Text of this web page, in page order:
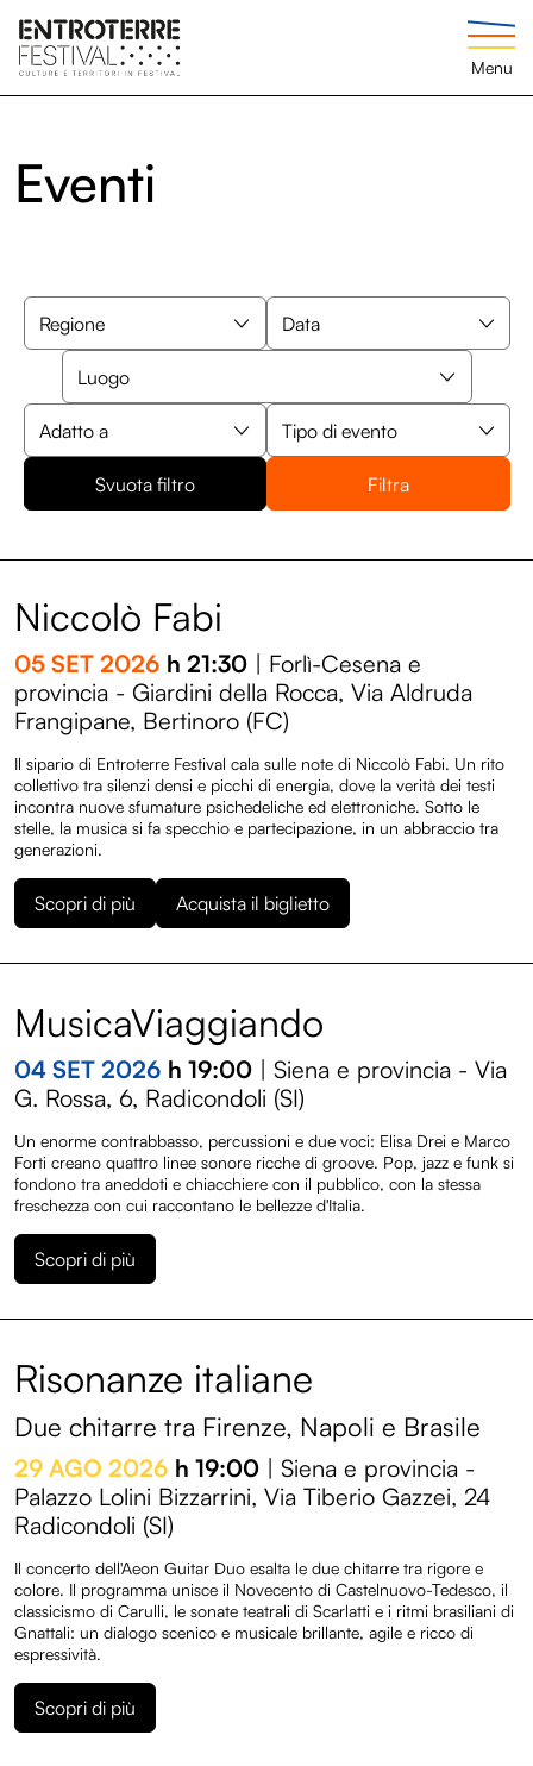
Menu
Eventi
Svuota filtro
Niccolò Fabi
05 SET 2026 h 21:30 | Forlì-Cesena e
provincia - Giardini della Rocca, Via Aldruda
Frangipane, Bertinoro (FC)
Il sipario di Entroterre Festival cala sulle note di Niccolò Fabi. Un rito
collettivo tra silenzi densi e picchi di energia, dove la verità dei testi
incontra nuove sfumature psichedeliche ed elettroniche. Sotto le
stelle, la musica si fa specchio e partecipazione, in un abbraccio tra
generazioni.
Scopri di più Acquista il biglietto
MusicaViaggiando
04 SET 2026 h 19:00 | Siena e provincia - Via
G. Rossa, 6, Radicondoli (SI)
Un enorme contrabbasso, percussioni e due voci: Elisa Drei e Marco
Forti creano quattro linee sonore ricche di groove. Pop, jazz e funk si
fondono tra aneddoti e chiacchiere con il pubblico, con la stessa
freschezza con cui raccontano le bellezze d'Italia.
Scopri di più
Risonanze italiane
Due chitarre tra Firenze, Napoli e Brasile
29 AGO 2026 h 19:00 | Siena e provincia -
Palazzo Lolini Bizzarrini, Via Tiberio Gazzei, 24
Radicondoli (SI)
Il concerto dell'Aeon Guitar Duo esalta le due chitarre tra rigore e
colore. Il programma unisce il Novecento di Castelnuovo-Tedesco, il
classicismo di Carulli, le sonate teatrali di Scarlatti e i ritmi brasiliani di
Gnattali: un dialogo scenico e musicale brillante, agile e ricco di
espressività.
Scopri di più